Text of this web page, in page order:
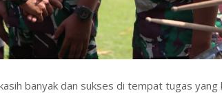
banyak dan sukses di tempat tugas yang